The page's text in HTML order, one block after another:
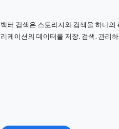
벡터 검색은 스토리지와 검색을 하나
리케이션의 데이터를 저장, 검색, 관리